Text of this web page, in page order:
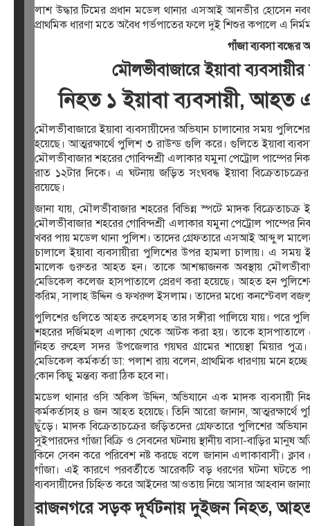
লাশ উদ্ধার টিমের প্রধান মডেল থানার এসআই আনভীর হোসেন
প্রাথমিক ধারণা মতে অবৈধ গর্ভপাতের ফলে দুই শিশুর কপালে এ
গাঁজা ব্যবসা বন্ধের
মৌলভীবাজারে ইয়াবা
নিহত ১ ইয়াবা ব্যবসায়ী,
মৌলভীবাজারে ইয়াবা ব্যবসায়ীদের অভিযান চালানোর সময়
হয়েছে। আত্মরক্ষার্থে পুলিশ ৩ রাউন্ড গুলি করে। গুলিতে ইয়াবা
মৌলভীবাজার শহরের গোবিন্দশ্রী এলাকার যমুনা পেট্রোল পাম্পের
রাত ১২টার দিকে। এ ঘটনায় জড়িত সংঘবদ্ধ ইয়াবা
রয়েছে।
জানা যায়, মৌলভীবাজার শহরের বিভিন্ন স্পটে মাদক
মৌলভীবাজার শহরের গোবিন্দশ্রী এলাকার যমুনা পেট্রোল পাম্পের
খবর পায় মডেল থানা পুলিশ। তাদের গ্রেফতারে এসআই আব্দুল
চালালে ইয়াবা ব্যবসায়ীরা পুলিশের উপর হামলা চালায়। এ
মালেক গুরুতর আহত হন। তাকে আশঙ্কাজনক অবস্থায়
মেডিকেল কলেজ হাসপাতালে প্রেরণ করা হয়েছে। আহত হন
করিম, সালাহ উদ্দিন ও ফখরুল ইসলাম। তাদের মধ্যে কনস্টেবল
পুলিশের গুলিতে আহত রুহেলসহ তার সঙ্গীরা পালিয়ে যায়। পরে
শহরের দর্জিমহল এলাকা থেকে আটক করা হয়। তাকে
নিহত রুহেল সদর উপজেলার গয়ঘর গ্রামের শায়েস্থা মিয়ার
মেডিকেল কর্মকর্তা ডা: পলাশ রায় বলেন, প্রাথমিক ধারণায় মনে
কোন কিছু মন্তব্য করা ঠিক হবে না।
মডেল থানার ওসি অকিল উদ্দিন, অভিযানে এক মাদক ব্যবসায়ী
কর্মকর্তাসহ ৪ জন আহত হয়েছে। তিনি আরো জানান, আত্মরক্ষার্থে
ছুঁড়ে। মাদক বিক্রেতাচক্রের জড়িতদের গ্রেফতারে পুলিশের
সুইপারদের গাঁজা বিক্রি ও সেবনের ঘটনায় স্থানীয় বাসা-বাড়ির
কিনে সেবন করে পরিবেশ নষ্ট করছে বলে জানান এলাকাবাসী।
গাঁজা। এই কারণে পরবর্তীতে আরেকটি বড় ধরণের ঘটনা ঘটতে
ব্যবসায়ীদের চিহ্নিত করে আইনের আওতায় নিয়ে আসার আহবান
রাজনগরে সড়ক দূর্ঘটনায় দুইজন নিহত,